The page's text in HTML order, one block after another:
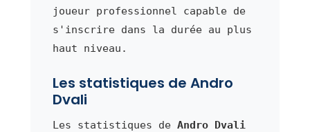
joueur professionnel capable de
s'inscrire dans la durée au plus
haut niveau.
Les statistiques de Andro
Dvali
Les statistiques de Andro Dvali